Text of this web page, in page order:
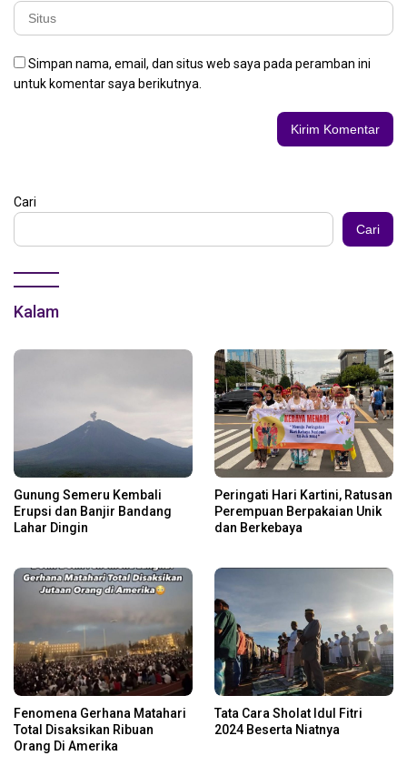
Simpan nama, email, dan situs web saya pada peramban ini
untuk komentar saya berikutnya.
Cari
Cari
Kalam
Gunung Semeru Kembali
Erupsi dan Banjir Bandang
Lahar Dingin
Peringati Hari Kartini, Ratusan
Perempuan Berpakaian Unik
dan Berkebaya
Fenomena Gerhana Matahari
Total Disaksikan Ribuan
Orang Di Amerika
Tata Cara Sholat Idul Fitri
2024 Beserta Niatnya